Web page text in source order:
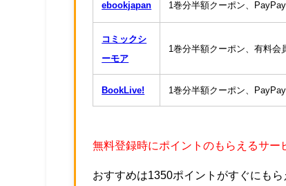
ebookjapan 1巻分半額クーポン、
コミックシ
ーモア
1巻分半額クーポン、有料会
BookLive! 1巻分半額クーポン、
無料登録時にポイントのもらえるサー
おすすめは1350ポイントがすぐにもら